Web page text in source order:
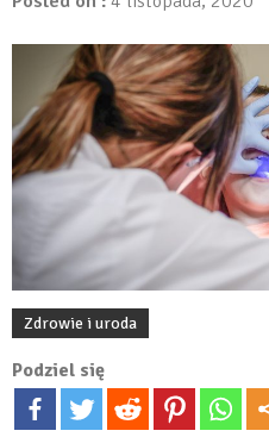
Zdrowie i uroda
Podziel się